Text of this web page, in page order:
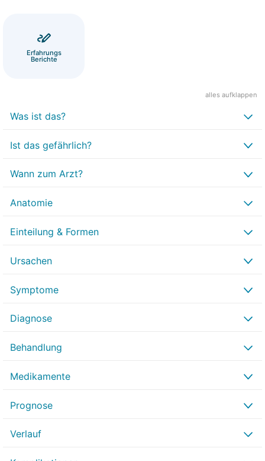
Erfahrungs
Berichte
alles aufklappen
Was ist das?
Ist das gefährlich?
Wann zum Arzt?
Anatomie
Einteilung & Formen
Ursachen
Symptome
Diagnose
Behandlung
Medikamente
Prognose
Verlauf